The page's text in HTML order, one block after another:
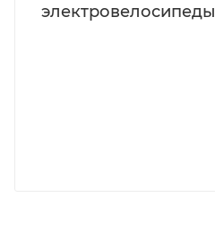
электровелосипеды